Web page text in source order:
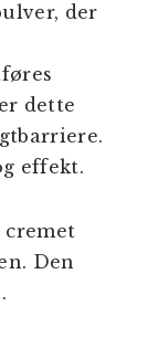
der
dette
effekt.
cremet
Den